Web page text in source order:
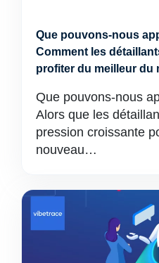
Que pouvons-nous
Comment les
profiter du meilleur du
Que pouvons-nous
Alors que les
pression croissante
nouveau…